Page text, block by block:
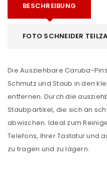
BESCHREIBUNG
FOTO SCHNEIDER
Die Ausziehbare Caruba-
Schmutz und Staub in den
entfernen. Durch die
Staubpartikel, die sich an
abwischen. Ideal zum
Telefons, Ihrer Tastatur und
zu tragen und zu lagern.